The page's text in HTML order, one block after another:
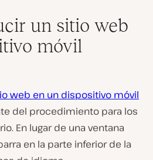
un sitio web
móvil
web en un dispositivo móvil
del procedimiento para los
En lugar de una ventana
en la parte inferior de la